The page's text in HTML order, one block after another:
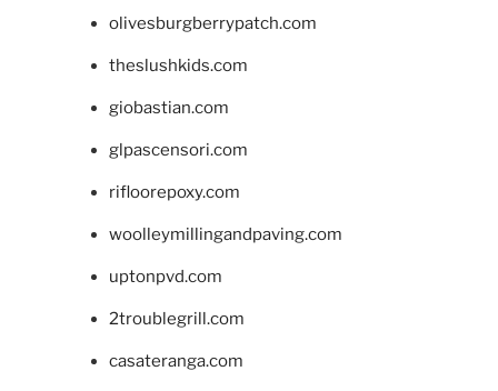
olivesburgberrypatch.com
theslushkids.com
giobastian.com
glpascensori.com
rifloorepoxy.com
woolleymillingandpaving.com
uptonpvd.com
2troublegrill.com
casateranga.com